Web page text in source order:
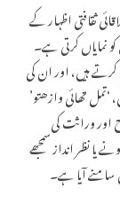
ثقافتی اظہار کے
کرتی ہے۔
ہیں، اور ان کی
تھائی وازھتو’
وراثت کی
انداز سمجھے
آیا ہے۔